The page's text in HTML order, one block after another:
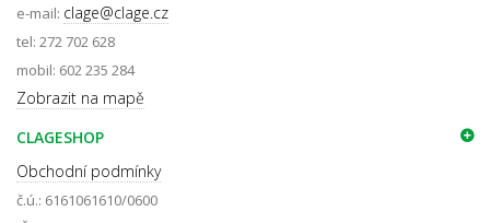
e-mail: clage@clage.cz
tel: 272 702 628
mobil: 602 235 284
Zobrazit na mapě
CLAGESHOP
Obchodní podmínky
č.ú.: 6161061610/0600